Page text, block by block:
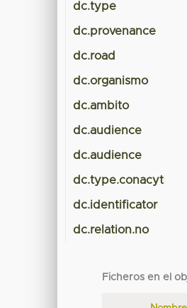
dc.type
dc.provenance
dc.road
dc.organismo
dc.ambito
dc.audience
dc.audience
dc.type.conacyt
dc.identificator
dc.relation.no
Ficheros en el